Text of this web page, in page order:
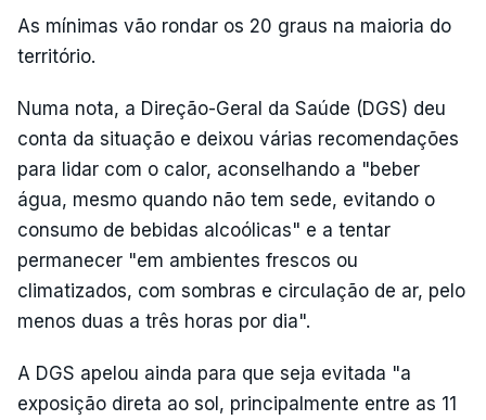
As mínimas vão rondar os 20 graus na maioria do
território.
Numa nota, a Direção-Geral da Saúde (DGS) deu
conta da situação e deixou várias recomendações
para lidar com o calor, aconselhando a "beber
água, mesmo quando não tem sede, evitando o
consumo de bebidas alcoólicas" e a tentar
permanecer "em ambientes frescos ou
climatizados, com sombras e circulação de ar, pelo
menos duas a três horas por dia".
A DGS apelou ainda para que seja evitada "a
exposição direta ao sol, principalmente entre as 11